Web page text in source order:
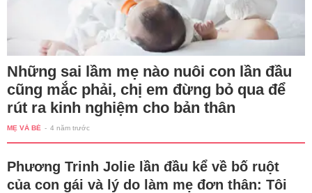
Những sai lầm mẹ nào nuôi con lần đầu
cũng mắc phải, chị em đừng bỏ qua để
rút ra kinh nghiệm cho bản thân
MẸ VÀ BÉ - 4 năm trước
Phương Trinh Jolie lần đầu kể về bố ruột
của con gái và lý do làm mẹ đơn thân: Tôi